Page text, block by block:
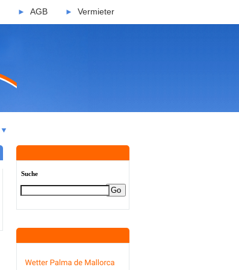
► AGB ► Vermieter
▼
Suche